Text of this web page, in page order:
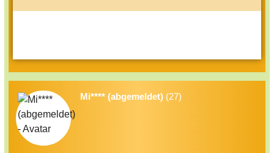
Mi**** (abgemeldet) (27)